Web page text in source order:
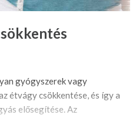
gyógyszerek vagy
étvágy csökkentése, és így a
elősegítése. Az